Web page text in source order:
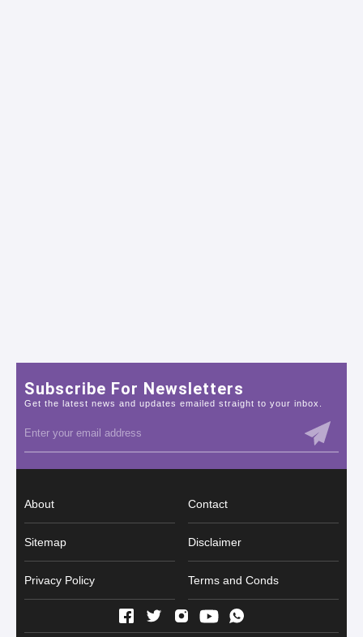
Subscribe For Newsletters
Get the latest news and updates emailed straight to your inbox.
About Contact
Sitemap Disclaimer
Privacy Policy Terms and Conds